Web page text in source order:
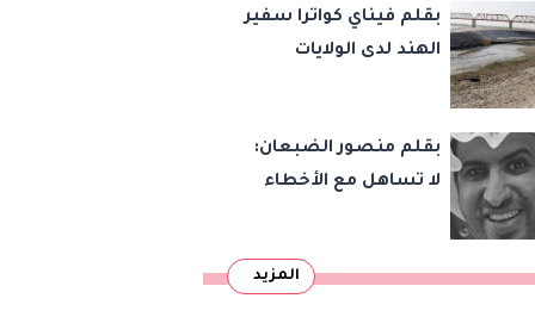
بقلم فيناي كواترا سفير
الهند لدى الولايات
وقت طويل من تعليق
الهند العمل بها
بقلم منصور الضبعان:
لا تساهل مع الأخطاء
المزيد